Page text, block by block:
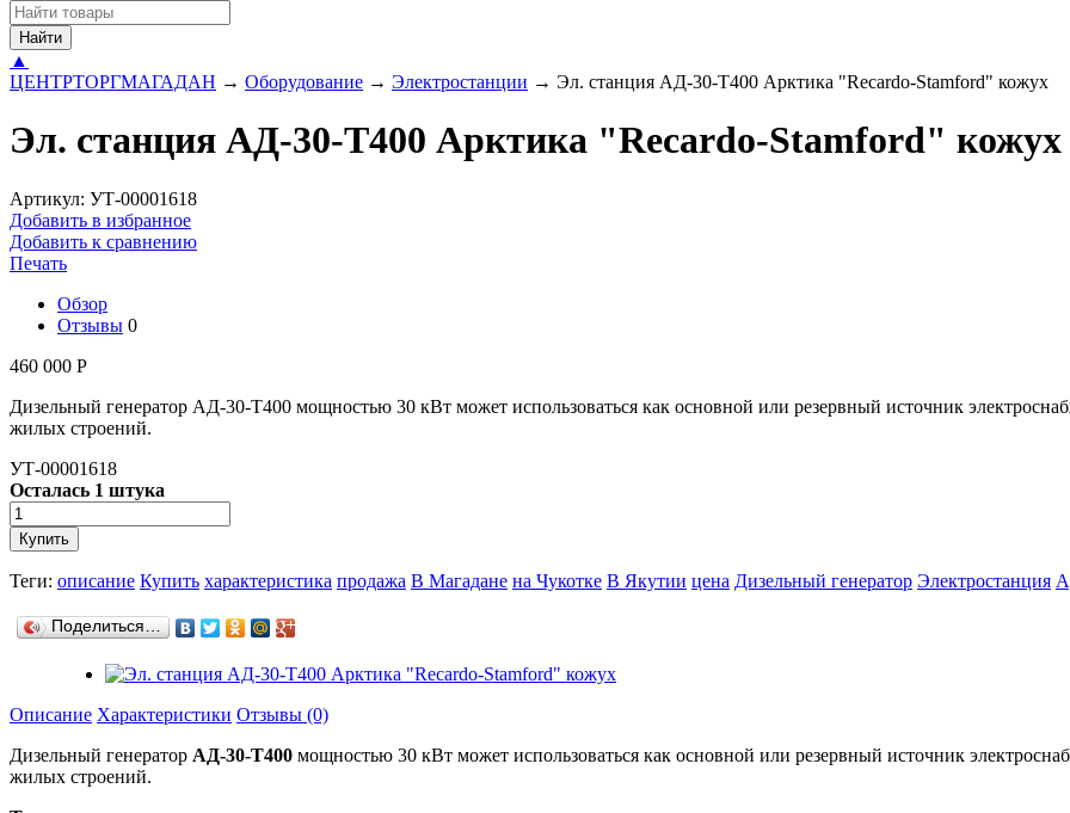
Найти
▲
ЦЕНТРТОРГМАГАДАН → Оборудование → Электростанции → Эл. станция АД-30-Т400 Арктика "Recardo-Stamford" кожух
Эл. станция АД-30-Т400 Арктика "Recardo-Stamford" кожух
Артикул: УТ-00001618
Добавить в избранное
Добавить к сравнению
Печать
Обзор
Отзывы 0
460 000 Р
Дизельный генератор АД-30-Т400 мощностью 30 кВт может использоваться как основной или резервный источник
жилых строений.
УТ-00001618
Осталась 1 штука
Теги: описание Купить характеристика продажа В Магадане на Чукотке В Якутии цена Дизельный генератор Электростанция
Поделиться…
Описание Характеристики Отзывы (0)
Дизельный генератор АД-30-Т400 мощностью 30 кВт может использоваться как основной или резервный источник
жилых строений.